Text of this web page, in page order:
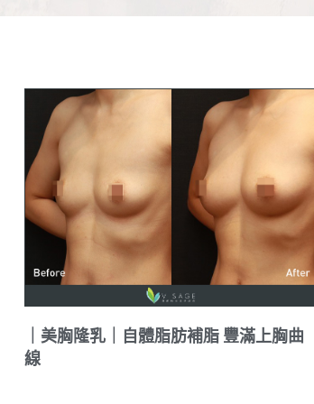
｜美胸隆乳｜自體脂肪補脂 豐滿上胸曲
線